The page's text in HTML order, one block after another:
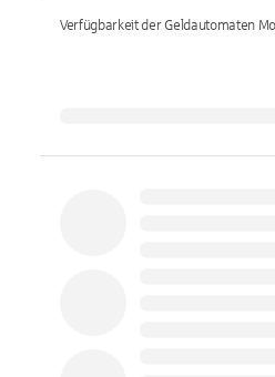
Verfügbarkeit der Geldautomaten